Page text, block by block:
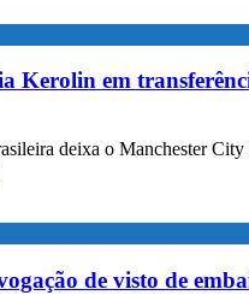
Kerolin em
deixa o Manchester
de visto de